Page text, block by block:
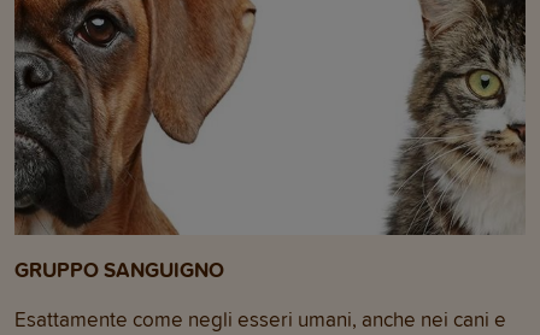
GRUPPO SANGUIGNO
Esattamente come negli esseri umani, anche nei cani e